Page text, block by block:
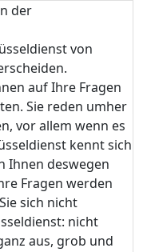
der
von
auf Ihre Fragen
Sie reden umher
vor allem wenn es
kennt sich
Ihnen deswegen
Fragen werden
sich nicht
nicht
aus, grob und